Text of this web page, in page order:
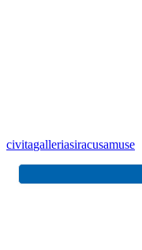
civitagalleriasiracusamuse